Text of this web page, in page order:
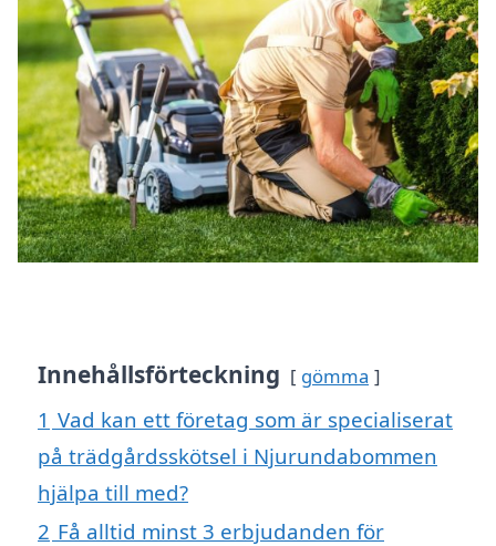
Innehållsförteckning gömma
1 Vad kan ett företag som är specialiserat
på trädgårdsskötsel i Njurundabommen
hjälpa till med?
2 Få alltid minst 3 erbjudanden för